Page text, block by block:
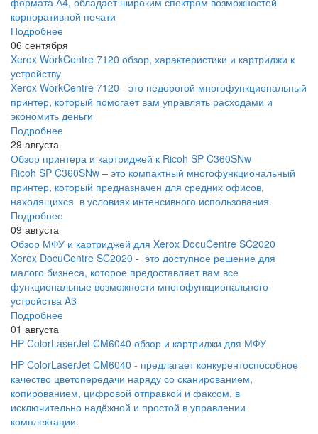
корпоративной печати
Подробнее
06 сентября
Xerox WorkCentre 7120 обзор, характеристики и картриджи к
устройству
Xerox WorkCentre 7120 - это недорогой многофункциональный
принтер, который помогает вам управлять расходами и
экономить деньги
Подробнее
29 августа
Обзор принтера и картриджей к Ricoh SP C360SNw
Ricoh SP C360SNw – это компактный многофункциональный
принтер, который предназначен для средних офисов,
находящихся в условиях интенсивного использования.
Подробнее
09 августа
Обзор МФУ и картриджей для Xerox DocuCentre SC2020
Xerox DocuCentre SC2020 - это доступное решение для
малого бизнеса, которое предоставляет вам все
функциональные возможности многофункционального
устройства A3
Подробнее
01 августа
HP ColorLaserJet CM6040 обзор и картриджи для МФУ
HP ColorLaserJet CM6040 - предлагает конкурентоспособное
качество цветопередачи наряду со сканированием,
копированием, цифровой отправкой и факсом, в
исключительно надёжной и простой в управлении
комплектации.